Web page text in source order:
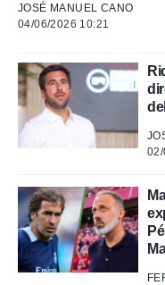
todas
ya sean
nos
y análisis
en
como
perfil
en
más
nuestra
JOSÉ MANUEL CANO
04/06/2026 10:21
02/